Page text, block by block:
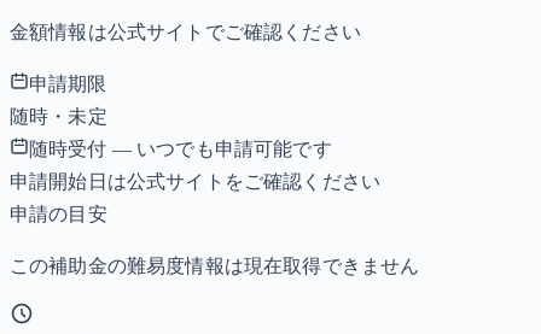
金額情報は公式サイトでご確認ください
申請期限
随時・未定
随時受付 — いつでも申請可能です
申請開始日は公式サイトをご確認ください
申請の目安
この補助金の難易度情報は現在取得できません